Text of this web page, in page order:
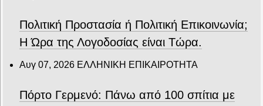
Πολιτική Προστασία ή Πολιτική Επικοινωνία;
Η Ώρα της Λογοδοσίας είναι Τώρα.
Αυγ 07, 2026 ΕΛΛΗΝΙΚΗ ΕΠΙΚΑΙΡΟΤΗΤΑ
Πόρτο Γερμενό: Πάνω από 100 σπίτια με